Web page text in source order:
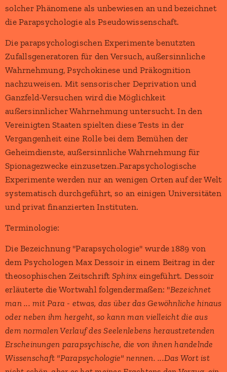
solcher Phänomene als unbewiesen an und bezeichnet
die Parapsychologie als Pseudowissenschaft.
Die parapsychologischen Experimente benutzten
Zufallsgeneratoren für den Versuch, außersinnliche
Wahrnehmung, Psychokinese und Präkognition
nachzuweisen. Mit sensorischer Deprivation und
Ganzfeld-Versuchen wird die Möglichkeit
außersinnlicher Wahrnehmung untersucht. In den
Vereinigten Staaten spielten diese Tests in der
Vergangenheit eine Rolle bei dem Bemühen der
Geheimdienste, außersinnliche Wahrnehmung für
Spionagezwecke einzusetzen.Parapsychologische
Experimente werden nur an wenigen Orten auf der Welt
systematisch durchgeführt, so an einigen Universitäten
und privat finanzierten Instituten.
Terminologie:
Die Bezeichnung "Parapsychologie" wurde 1889 von
dem Psychologen Max Dessoir in einem Beitrag in der
theosophischen Zeitschrift Sphinx eingeführt. Dessoir
erläuterte die Wortwahl folgendermaßen: "Bezeichnet
man ... mit Para - etwas, das über das Gewöhnliche hinaus
oder neben ihm hergeht, so kann man vielleicht die aus
dem normalen Verlauf des Seelenlebens heraustretenden
Erscheinungen parapsychische, die von ihnen handelnde
Wissenschaft "Parapsychologie" nennen. ...Das Wort ist